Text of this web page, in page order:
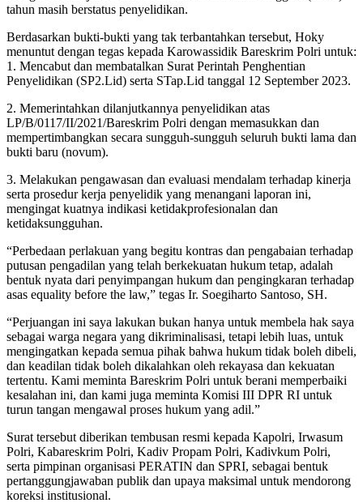
tahun masih berstatus penyelidikan.
Berdasarkan bukti-bukti yang tak terbantahkan tersebut, Hoky
menuntut dengan tegas kepada Karowassidik Bareskrim Polri untuk:
1. Mencabut dan membatalkan Surat Perintah Penghentian
Penyelidikan (SP2.Lid) serta STap.Lid tanggal 12 September 2023.
2. Memerintahkan dilanjutkannya penyelidikan atas
LP/B/0117/II/2021/Bareskrim Polri dengan memasukkan dan
mempertimbangkan secara sungguh-sungguh seluruh bukti lama dan
bukti baru (novum).
3. Melakukan pengawasan dan evaluasi mendalam terhadap kinerja
serta prosedur kerja penyelidik yang menangani laporan ini,
mengingat kuatnya indikasi ketidakprofesionalan dan
ketidaksungguhan.
“Perbedaan perlakuan yang begitu kontras dan pengabaian terhadap
putusan pengadilan yang telah berkekuatan hukum tetap, adalah
bentuk nyata dari penyimpangan hukum dan pengingkaran terhadap
asas equality before the law,” tegas Ir. Soegiharto Santoso, SH.
“Perjuangan ini saya lakukan bukan hanya untuk membela hak saya
sebagai warga negara yang dikriminalisasi, tetapi lebih luas, untuk
mengingatkan kepada semua pihak bahwa hukum tidak boleh dibeli,
dan keadilan tidak boleh dikalahkan oleh rekayasa dan kekuatan
tertentu. Kami meminta Bareskrim Polri untuk berani memperbaiki
kesalahan ini, dan kami juga meminta Komisi III DPR RI untuk
turun tangan mengawal proses hukum yang adil.”
Surat tersebut diberikan tembusan resmi kepada Kapolri, Irwasum
Polri, Kabareskrim Polri, Kadiv Propam Polri, Kadivkum Polri,
serta pimpinan organisasi PERATIN dan SPRI, sebagai bentuk
pertanggungjawaban publik dan upaya maksimal untuk mendorong
koreksi institusional.